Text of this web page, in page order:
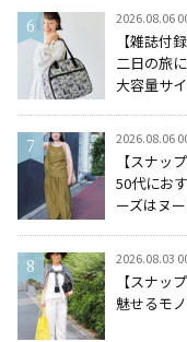
2026.08.06
【雑誌付
二日の旅
大容量サ
2026.08.06
【スナッ
50代にお
ーズはヌ
2026.08.03
【スナッ
魅せるモ